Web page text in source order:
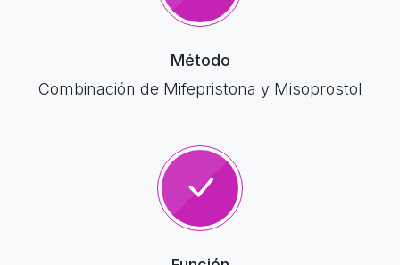
Método
Combinación de Mifepristona y Misoprostol